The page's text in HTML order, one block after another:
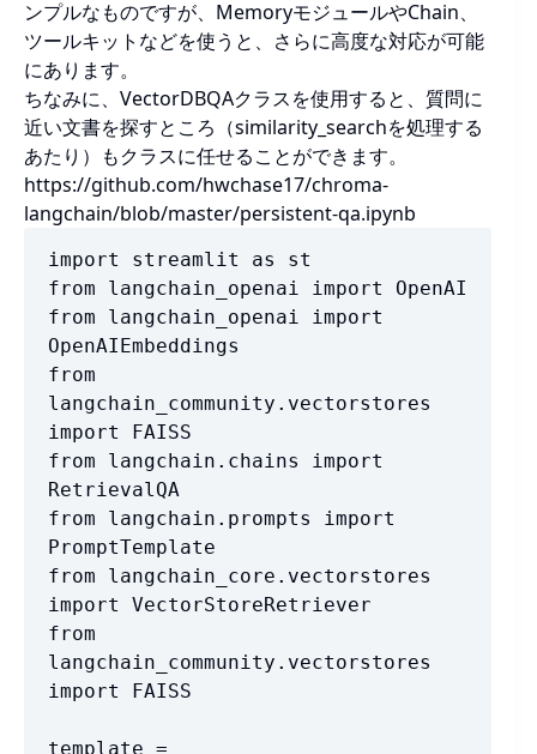
ンプルなものですが、MemoryモジュールやChain、
ツールキットなどを使うと、さらに高度な対応が可能
にあります。
ちなみに、VectorDBQAクラスを使用すると、質問に
近い文書を探すところ（similarity_searchを処理する
あたり）もクラスに任せることができます。
https://github.com/hwchase17/chroma-
langchain/blob/master/persistent-qa.ipynb
import streamlit as st
from langchain_openai import OpenAI
from langchain_openai import
OpenAIEmbeddings
from
langchain_community.vectorstores
import FAISS
from langchain.chains import
RetrievalQA
from langchain.prompts import
PromptTemplate
from langchain_core.vectorstores
import VectorStoreRetriever
from
langchain_community.vectorstores
import FAISS
template =